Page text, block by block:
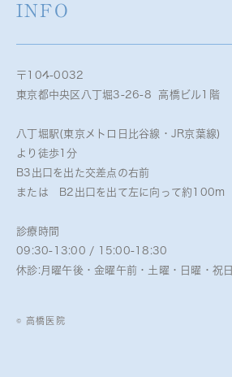
INFO
〒104-0032
東京都中央区八丁堀3-26-8 高橋ビル1階
八丁堀駅(東京メトロ日比谷線・JR京葉線)
より徒歩1分
B3出口を出た交差点の右前
または B2出口を出て左に向って約100m
診療時間
09:30-13:00 / 15:00-18:30
休診:月曜午後・金曜午前・土曜・日曜・祝日
© 高橋医院